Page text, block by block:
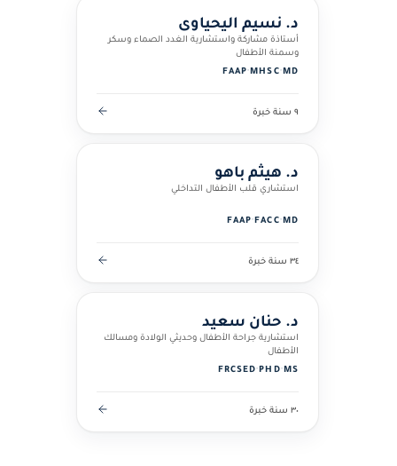
د. نسيم اليحياوي
أستاذة مشاركة واستشارية الغدد الصماء وسكر
وسمنة الأطفال
MHSC
·
FAAP
د. هيثم باهو
استشاري قلب الأطفال التداخلي
FACC
·
FAAP
د. حنان سعيد
استشارية جراحة الأطفال وحديثي الولادة ومسالك
PHD
·
FRCSED